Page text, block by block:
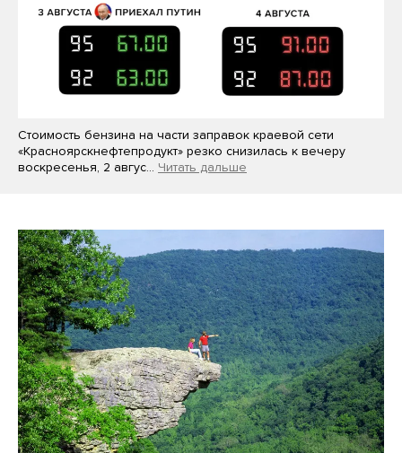
Стоимость бензина на части заправок краевой сети
«Красноярскнефтепродукт» резко снизилась к вечеру
воскресенья, 2 авгус… Читать дальше